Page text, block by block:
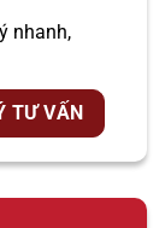
nhanh,
TƯ VẤN